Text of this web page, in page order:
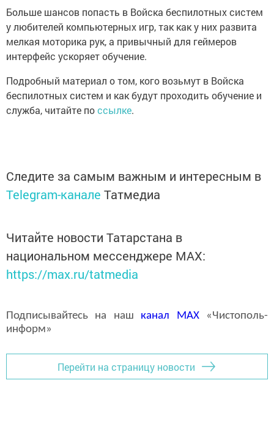
Больше шансов попасть в Войска беспилотных систем
у любителей компьютерных игр, так как у них развита
мелкая моторика рук, а привычный для геймеров
интерфейс ускоряет обучение.
Подробный материал о том, кого возьмут в Войска
беспилотных систем и как будут проходить обучение и
служба, читайте поссылке.
Следите за самым важным и интересным в
Telegram-канале Татмедиа
Читайте новости Татарстана в
национальном мессенджере MАХ:
https://max.ru/tatmedia
Подписывайтесь на наш канал MAX«Чистополь-
информ»
Перейти на страницу новости